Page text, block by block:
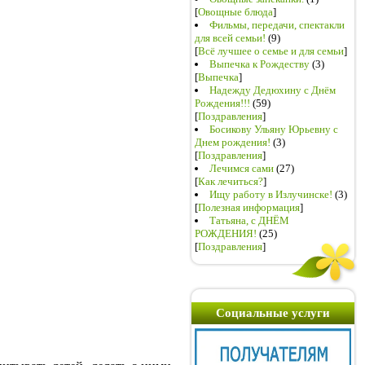
[Овощные блюда]
Фильмы, передачи, спектакли
для всей семьи! (9)
[Всё лучшее о семье и для семьи]
Выпечка к Рождеству (3)
[Выпечка]
Надежду Дедюхину с Днём
Рождения!!! (59)
[Поздравления]
Босикову Ульяну Юрьевну с
Днем рождения! (3)
[Поздравления]
Лечимся сами (27)
[Как лечиться?]
Ищу работу в Излучинске! (3)
[Полезная информация]
Татьяна, с ДНЁМ
РОЖДЕНИЯ! (25)
[Поздравления]
Социальные услуги